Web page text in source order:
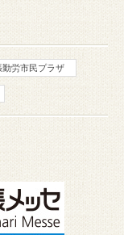
勤労市民プラザ